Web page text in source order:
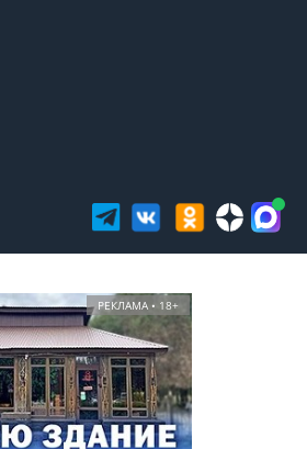
РЕКЛАМА • 18+